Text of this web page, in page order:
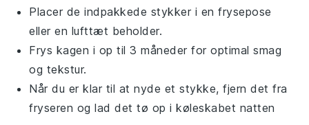
Placer de indpakkede stykker i en frysepose
eller en lufttæt beholder.
Frys kagen i op til 3 måneder for optimal smag
og tekstur.
Når du er klar til at nyde et stykke, fjern det fra
fryseren og lad det tø op i køleskabet natten